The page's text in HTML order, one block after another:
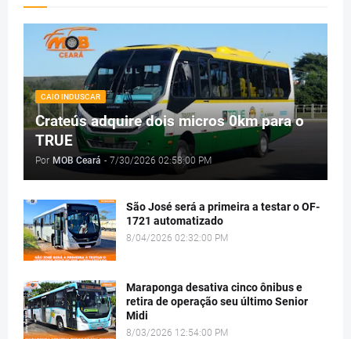
CAIO INDUSCAR
Crateús adquire dois micros 0km para o
TRUE
Por MOB Ceará - 7/30/2026 02:58:00 PM
São José será a primeira a testar o OF-
1721 automatizado
8/04/2026 02:32:00 PM
Maraponga desativa cinco ônibus e
retira de operação seu último Senior
Midi
8/03/2026 12:54:00 PM